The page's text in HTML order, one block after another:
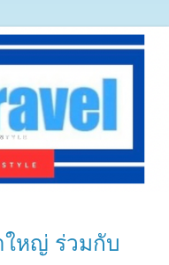
ใหญ่ ร่วมกับ